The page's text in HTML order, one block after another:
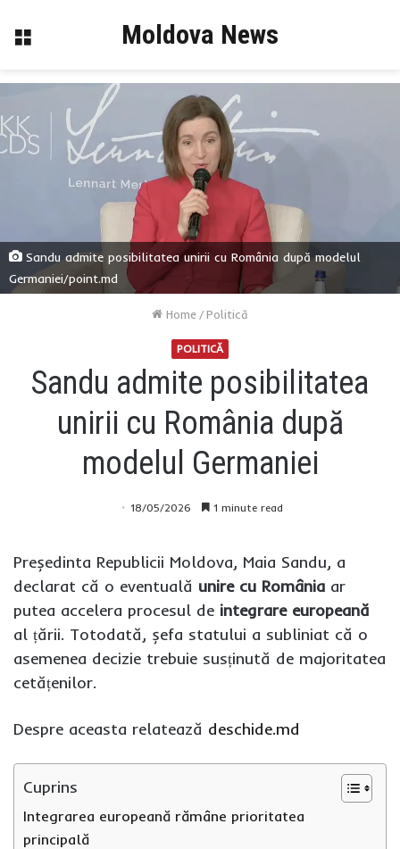
Menu Moldova News
Sandu admite posibilitatea unirii cu România după modelul
Germaniei/point.md
Home /Politică
POLITICĂ
Sandu admite posibilitatea
unirii cu România după
modelul Germaniei
18/05/2026 1 minute read
Președinta Republicii Moldova, Maia Sandu, a
declarat că o eventuală unire cu România ar
putea accelera procesul de integrare europeană
al țării. Totodată, șefa statului a subliniat că o
asemenea decizie trebuie susținută de majoritatea
cetățenilor.
Despre aceasta relatează deschide.md
Cuprins
Integrarea europeană rămâne prioritatea
principală